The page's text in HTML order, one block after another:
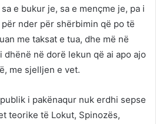
e bukur je, sa e mençme je, pa i
për nder për shërbimin që po të
me taksat e tua, dhe më në
dhënë në dorë lekun që ai apo ajo
me sjelljen e vet.
i pakënaqur nuk erdhi sepse
teorike të Lokut, Spinozës,